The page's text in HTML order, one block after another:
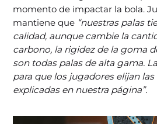
momento de impactar la bola.
mantiene que “nuestras palas
calidad, aunque cambie la
carbono, la rigidez de la goma
son todas palas de alta gama.
para que los jugadores elijan
explicadas en nuestra página”.